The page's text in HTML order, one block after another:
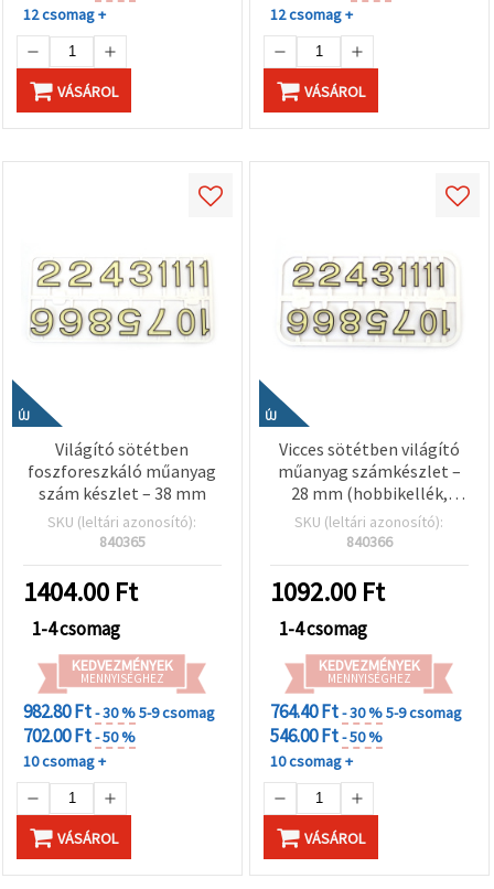
12 csomag +
VÁSÁROL
12 csomag +
VÁSÁROL
ÚJ
Világító sötétben
foszforeszkáló műanyag
szám készlet – 38 mm
SKU (leltári azonosító):
840365
1404.00 Ft
1-4 csomag
KEDVEZMÉNYEK
MENNYISÉGHEZ
982.80 Ft- 30 %5-9 csomag
702.00 Ft- 50 %
10 csomag +
VÁSÁROL
ÚJ
Vicces sötétben világító
műanyag számkészlet –
28 mm (hobbikellék,
kreatív dekoráció)
SKU (leltári azonosító):
840366
1092.00 Ft
1-4 csomag
KEDVEZMÉNYEK
MENNYISÉGHEZ
764.40 Ft- 30 %5-9 csomag
546.00 Ft- 50 %
10 csomag +
VÁSÁROL